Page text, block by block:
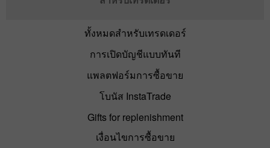
ทั้งหมดสำหรับเทรดเดอร์
การเปิดบัญชีแบบทันที
แพลตฟอร์มการซื้อขาย
โบนัส InstaTrade
Gifts for replenishment
เงื่อนไขการซื้อขาย